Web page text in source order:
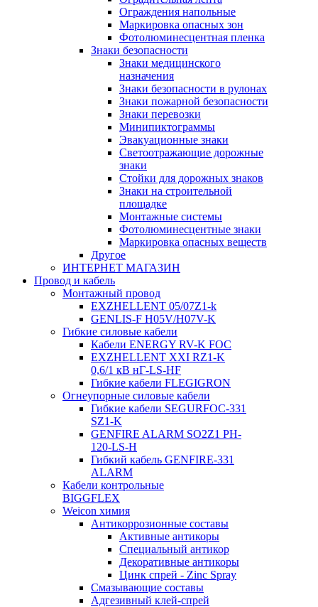
Ограждения напольные
Маркировка опасных зон
Фотолюминесцентная пленка
Знаки безопасности
Знаки медицинского
назначения
Знаки безопасности в рулонах
Знаки пожарной безопасности
Знаки перевозки
Минипиктограммы
Эвакуационные знаки
Светоотражающие дорожные
знаки
Стойки для дорожных знаков
Знаки на строительной
площадке
Монтажные системы
Фотолюминесцентные знаки
Маркировка опасных веществ
Другое
ИНТЕРНЕТ МАГАЗИН
Провод и кабель
Монтажный провод
EXZHELLENT 05/07Z1-k
GENLIS-F Н05V/H07V-K
Гибкие силовые кабели
Кабели ENERGY RV-K FOC
EXZHELLENT XXI RZ1-K
0,6/1 кВ нГ-LS-HF
Гибкие кабели FLEGIGRON
Огнеупорные силовые кабели
Гибкие кабели SEGURFOC-331
SZ1-K
GENFIRE ALARM SO2Z1 PH-
120-LS-H
Гибкий кабель GENFIRE-331
ALARM
Кабели контрольные
BIGGFLEX
Weicon химия
Антикоррозионные составы
Активные антикоры
Специальный антикор
Декоративные антикоры
Цинк спрей - Zinc Spray
Смазывающие составы
Адгезивный клей-спрей